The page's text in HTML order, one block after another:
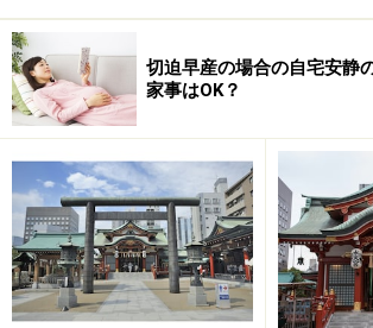
2017年2月の戌の日
2月4日(土)友引
2月16日(木)友引
2月28日(火)仏滅
2017年3月の戌の日
切迫早産の場合の自宅安静
家事はOK？